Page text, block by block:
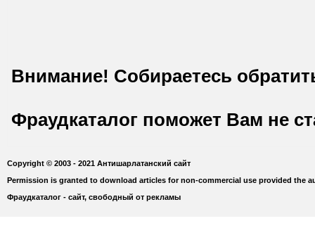
Внимание! Собираетесь
Фраудкаталог поможет Вам не
Copyright © 2003 - 2021 Антишарлатанский сайт
Permission is granted to download articles for non-commercial use provided the
Фраудкаталог - сайт, свободный от рекламы